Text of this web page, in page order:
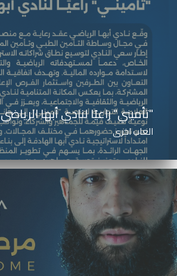
"تأميني" راعيًا لنادي أبها الرياضي
العاب اخرى